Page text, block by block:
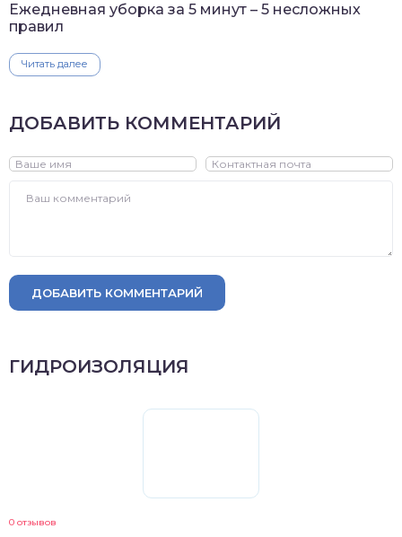
Ежедневная уборка за 5 минут – 5 несложных
правил
Читать далее
ДОБАВИТЬ КОММЕНТАРИЙ
ДОБАВИТЬ КОММЕНТАРИЙ
ГИДРОИЗОЛЯЦИЯ
0 отзывов